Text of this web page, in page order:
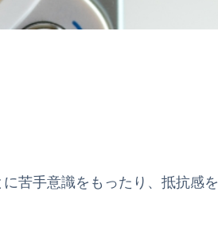
苦手意識をもったり、抵抗感を